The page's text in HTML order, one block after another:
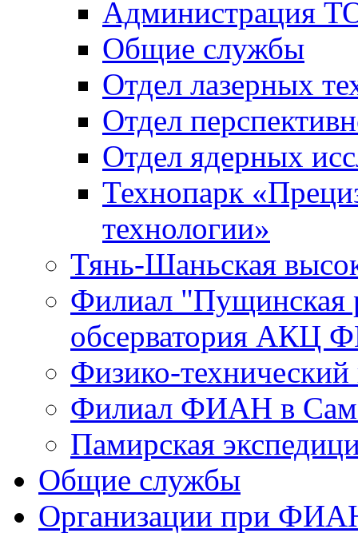
Администрация
Общие службы
Отдел лазерных
Отдел
Отдел ядерных
Технопарк
технологии»
Тянь-Шаньская
Филиал "Пущинская
обсерватория АКЦ
Физико-
Филиал ФИАН в
Памирская
Общие службы
Организации при